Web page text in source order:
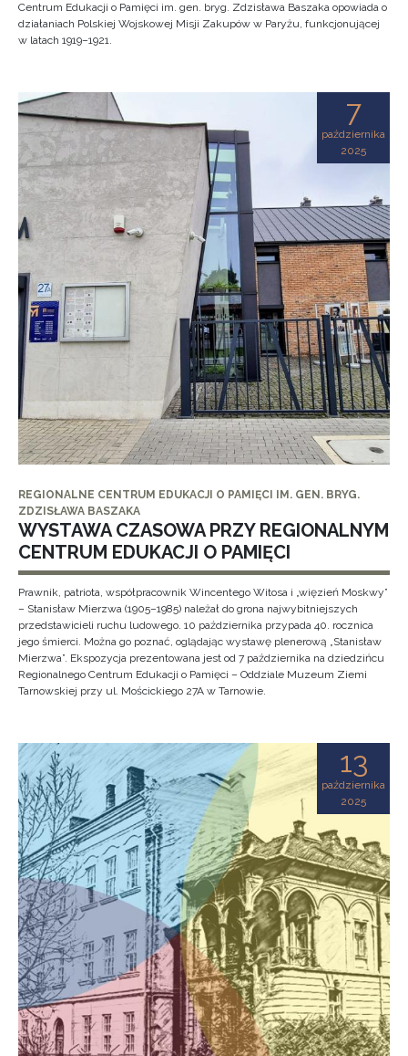
Centrum Edukacji o Pamięci im. gen. bryg. Zdzisława Baszaka opowiada o
działaniach Polskiej Wojskowej Misji Zakupów w Paryżu, funkcjonującej
w latach 1919–1921.
7
października
2025
REGIONALNE CENTRUM EDUKACJI O PAMIĘCI IM. GEN. BRYG.
ZDZISŁAWA BASZAKA
WYSTAWA CZASOWA PRZY REGIONALNYM
CENTRUM EDUKACJI O PAMIĘCI
Prawnik, patriota, współpracownik Wincentego Witosa i „więzień Moskwy”
– Stanisław Mierzwa (1905–1985) należał do grona najwybitniejszych
przedstawicieli ruchu ludowego. 10 października przypada 40. rocznica
jego śmierci. Można go poznać, oglądając wystawę plenerową „Stanisław
Mierzwa”. Ekspozycja prezentowana jest od 7 października na dziedzińcu
Regionalnego Centrum Edukacji o Pamięci – Oddziale Muzeum Ziemi
Tarnowskiej przy ul. Mościckiego 27A w Tarnowie.
13
października
2025